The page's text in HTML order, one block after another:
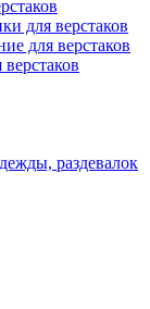
для верстаков
для верстаков
раздевалок